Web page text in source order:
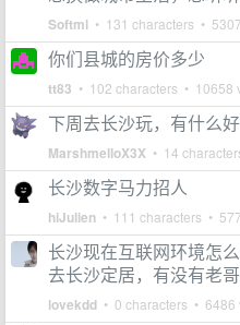
Softml • 131 characters •
你们县城的房价多少
tt83 • 102 characters • 10658
下周去长沙玩，有什么
MarshmelloX3X • 14
长沙数字马力招人
hiJulien • 111 characters •
长沙现在互联网环境怎
去长沙定居，有没有老
lovekdd • 0 characters • 6486